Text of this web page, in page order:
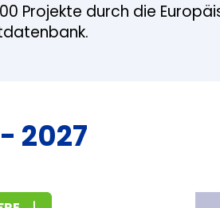
Projekte durch die
2027